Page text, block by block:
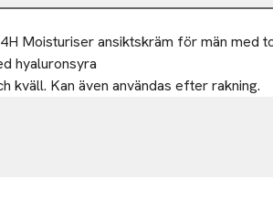
Moisturiser ansiktskräm för män med
hyaluronsyra
kväll. Kan även användas efter rakning.